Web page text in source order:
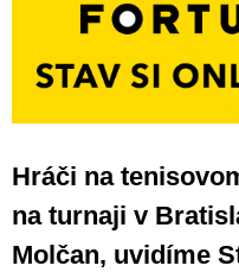
Hráči na
na turnaji v
Molčan, uvidíme